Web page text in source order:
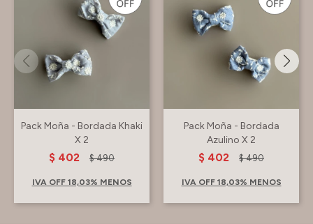
Pack Moña - Bordada Khaki
X 2
$ 402 $ 490
IVA OFF 18,03% MENOS
Pack Moña - Bordada
Azulino X 2
$ 402 $ 490
IVA OFF 18,03% MENOS